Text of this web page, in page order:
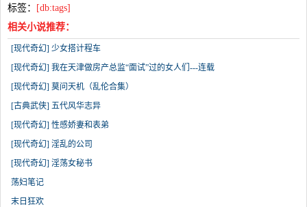
标签：
[db:tags]
相关小说推荐：
[现代奇幻] 少女搭计程车
[现代奇幻] 我在天津做房产总监“面试”过的女人们---连载
[现代奇幻] 莫问天机（乱伦合集）
[古典武侠] 五代风华志异
[现代奇幻] 性感娇妻和表弟
[现代奇幻] 淫乱的公司
[现代奇幻] 淫荡女秘书
荡妇笔记
末日狂欢